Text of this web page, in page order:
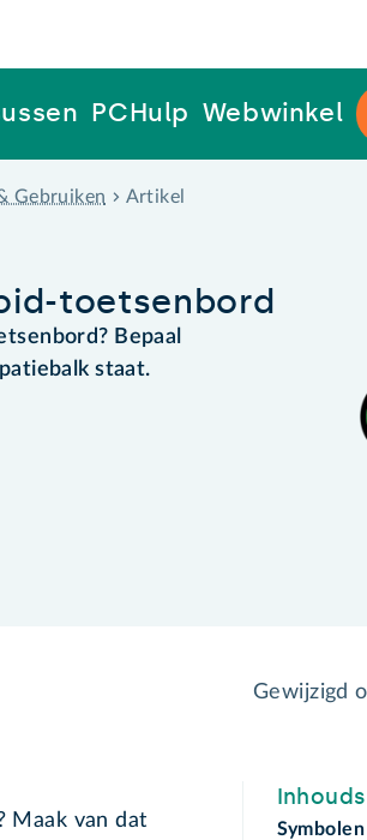
PCHulp Webwinkel
Gebruiken Artikel
toetsenbord
Bepaal
staat.
Gewijzigd
Maak van dat